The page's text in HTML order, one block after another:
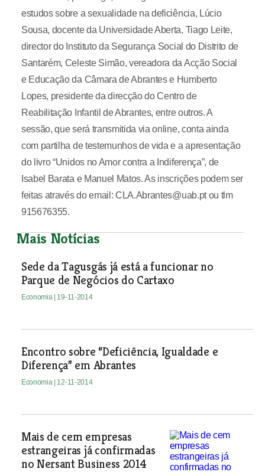
estudos sobre a sexualidade na deficiência, Lúcio
Sousa, docente da Universidade Aberta, Tiago Leite,
director do Instituto da Segurança Social do Distrito de
Santarém, Celeste Simão, vereadora da Acção Social
e Educação da Câmara de Abrantes e Humberto
Lopes, presidente da direcção do Centro de
Reabilitação Infantil de Abrantes, entre outros. A
sessão, que será transmitida via online, conta ainda
com partilha de testemunhos de vida e a apresentação
do livro “Unidos no Amor contra a Indiferença”, de
Isabel Barata e Manuel Matos. As inscrições podem ser
feitas através do email: CLA.Abrantes@uab.pt ou tlm
915676355.
Mais Notícias
Sede da Tagusgás já está a funcionar no
Parque de Negócios do Cartaxo
Economia | 19-11-2014
Encontro sobre “Deficiência, Igualdade e
Diferença” em Abrantes
Economia | 12-11-2014
Mais de cem empresas
estrangeiras já confirmadas
no Nersant Business 2014